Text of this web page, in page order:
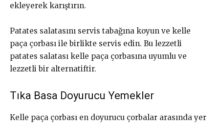
ekleyerek karıştırın.
Patates salatasını servis tabağına koyun ve kelle
paça çorbası ile birlikte servis edin. Bu lezzetli
patates salatası kelle paça çorbasına uyumlu ve
lezzetli bir alternatiftir.
Tıka Basa Doyurucu Yemekler
Kelle paça çorbası en doyurucu çorbalar arasında yer